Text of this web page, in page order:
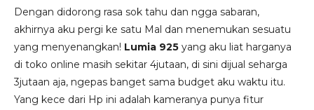
Dengan didorong rasa sok tahu dan ngga sabaran,
akhirnya aku pergi ke satu Mal dan menemukan sesuatu
yang menyenangkan! Lumia 925 yang aku liat harganya
di toko online masih sekitar 4jutaan, di sini dijual seharga
3jutaan aja, ngepas banget sama budget aku waktu itu.
Yang kece dari Hp ini adalah kameranya punya fitur